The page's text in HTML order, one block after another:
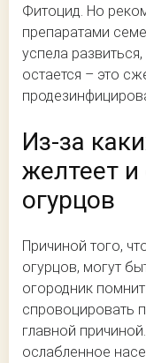
Фитоцид. Но
препаратами
успела
остается – это
Из-за
желтеет и
огурцов
Причиной того,
огурцов, могут
огородник
спровоцировать
главной
ослабленное